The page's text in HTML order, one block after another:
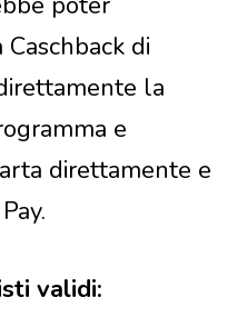
di
la
e
direttamente e
validi: